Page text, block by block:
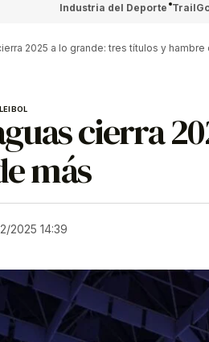
Industria del Deporte Trail
2025 a lo grande: tres títulos y hambre
cierra
más
2025 14:39